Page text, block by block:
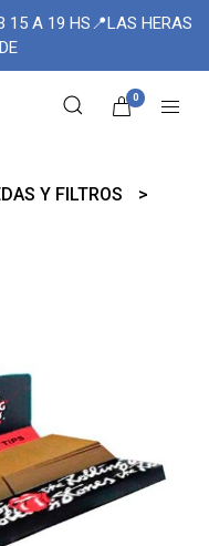
15 A 19 HS📍LAS HERAS
0
Y FILTROS